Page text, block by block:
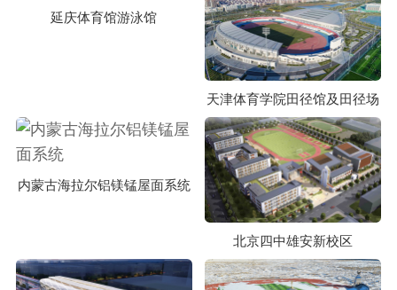
延庆体育馆游泳馆
天津体育学院田径馆及田径场
内蒙古海拉尔铝镁锰屋面系统
北京四中雄安新校区